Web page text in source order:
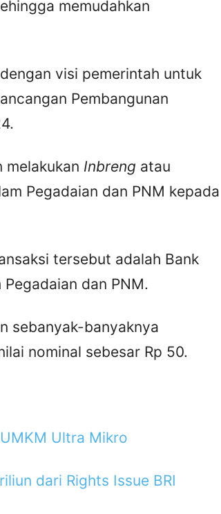
memudahkan
visi pemerintah untuk
Pembangunan
melakukan Inbreng atau
Pegadaian dan PNM kepada
tersebut adalah Bank
dan PNM.
sebanyak-banyaknya
nominal sebesar Rp 50.
Ultra Mikro
dari Rights Issue BRI